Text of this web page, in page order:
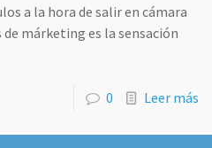
a la hora de salir en cámara
márketing es la sensación
0 Leer más